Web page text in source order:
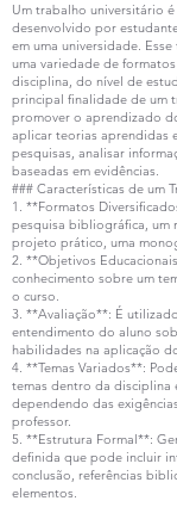
Um trabalho universitário
desenvolvido por
em uma universidade.
uma variedade de
disciplina, do nível de
principal finalidade de um
promover o aprendizado
aplicar teorias aprendidas
pesquisas, analisar
baseadas em evidências.
### Características de um
1. **Formatos
pesquisa bibliográfica,
projeto prático, uma
2. **Objetivos
conhecimento sobre um
o curso.
3. **Avaliação**: É
entendimento do aluno
habilidades na aplicação
4. **Temas Variados**:
temas dentro da disciplina
dependendo das
professor.
5. **Estrutura Formal**:
definida que pode incluir
conclusão, referências
elementos.